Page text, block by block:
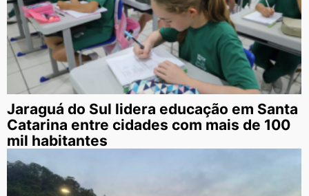
Jaraguá do Sul lidera educação em Santa
Catarina entre cidades com mais de 100
mil habitantes